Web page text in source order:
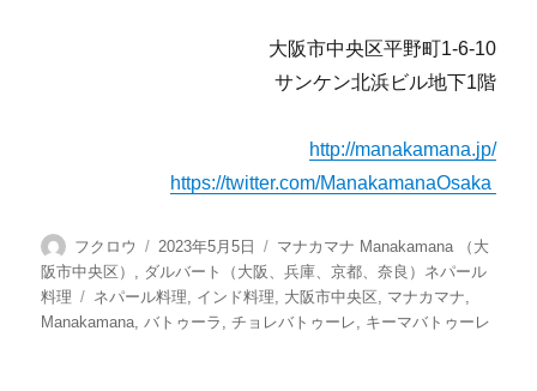
大阪市中央区平野町1-6-10
サンケン北浜ビル地下1階
http://manakamana.jp/
https://twitter.com/ManakamanaOsaka
投
稿
者
フクロウ
投
稿
日:
2023年5月5日
カ
テ
ゴ
リ
マナカマナ Manakamana （大
阪市中央区） , ダルバート（大阪、兵庫、京都、奈良）ネパール
料理
タ
グ
ネパール料理, インド料理, 大阪市中央区, マナカマナ,
Manakamana,バトゥーラ ,チョレバトゥーレ, キーマバトゥーレ